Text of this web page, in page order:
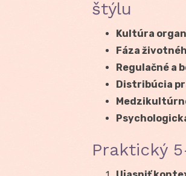
štýlu
Kultúra
Fáza
Regulačné a
Distribúcia
Praktický